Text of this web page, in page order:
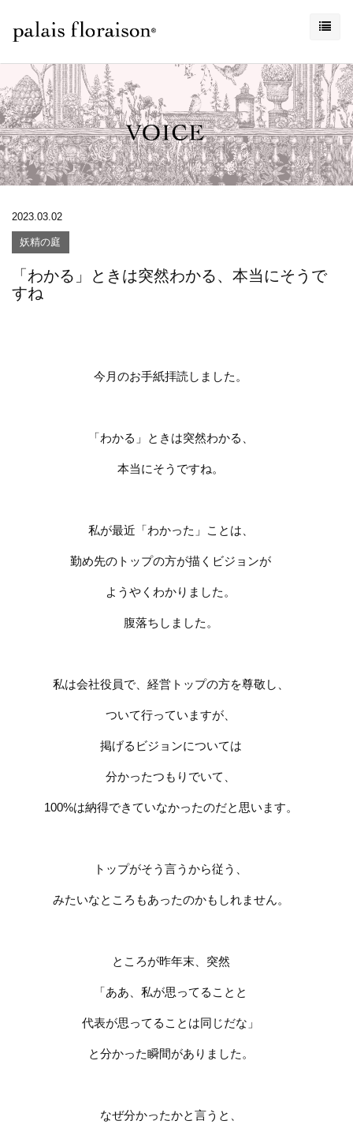
2023.03.02
妖精の庭
「わかる」ときは突然わかる、本当にそうで
すね
今月のお手紙拝読しました。
「わかる」ときは突然わかる、
本当にそうですね。
私が最近「わかった」ことは、
勤め先のトップの方が描くビジョンが
ようやくわかりました。
腹落ちしました。
私は会社役員で、経営トップの方を尊敬し、
ついて行っていますが、
掲げるビジョンについては
分かったつもりでいて、
100%は納得できていなかったのだと思います。
トップがそう言うから従う、
みたいなところもあったのかもしれません。
ところが昨年末、突然
「ああ、私が思ってることと
代表が思ってることは同じだな」
と分かった瞬間がありました。
なぜ分かったかと言うと、